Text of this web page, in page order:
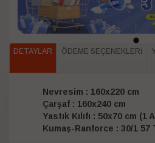
DETAYLAR ÖDEME SEÇENEKLERI
Nevresim : 160x220 cm
Çarşaf : 160x240 cm
Yastık Kılıfı : 50x70 cm (1
Kumaş-Ranforce : 30/1 57